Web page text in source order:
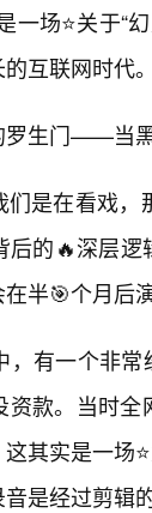
一场⭐关于“
互联网时代
罗生门——当
是在看戏，
后的🔥深层
半🎯个月后
有一个非
款。当时
其实是一场
是经过剪辑